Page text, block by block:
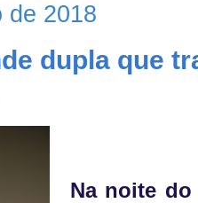
de 2018
dupla que
Na noite